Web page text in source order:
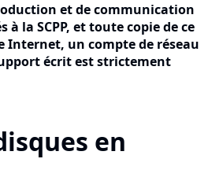
et de communication
la SCPP, et toute copie de ce
Internet, un compte de réseau
écrit est strictement
en